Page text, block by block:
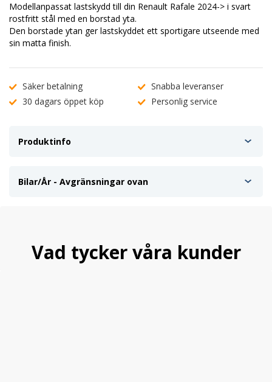
Modellanpassat lastskydd till din Renault Rafale 2024-> i svart
rostfritt stål med en borstad yta.
Den borstade ytan ger lastskyddet ett sportigare utseende med
sin matta finish.
Säker betalning
Snabba leveranser
30 dagars öppet köp
Personlig service
Produktinfo
Bilar/År - Avgränsningar ovan
Vad tycker våra kunder